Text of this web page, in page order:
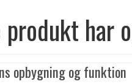
har
opbygning og funktion